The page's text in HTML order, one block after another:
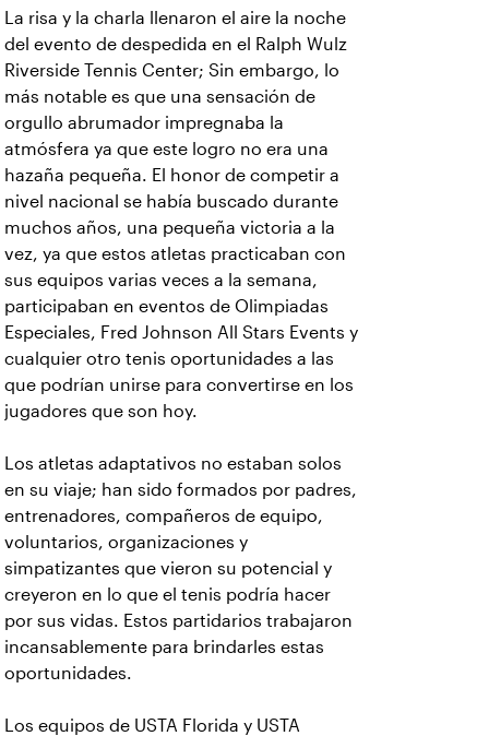
La risa y la charla llenaron el aire la noche
del evento de despedida en el Ralph Wulz
Riverside Tennis Center; Sin embargo, lo
más notable es que una sensación de
orgullo abrumador impregnaba la
atmósfera ya que este logro no era una
hazaña pequeña. El honor de competir a
nivel nacional se había buscado durante
muchos años, una pequeña victoria a la
vez, ya que estos atletas practicaban con
sus equipos varias veces a la semana,
participaban en eventos de Olimpiadas
Especiales, Fred Johnson All Stars Events y
cualquier otro tenis oportunidades a las
que podrían unirse para convertirse en los
jugadores que son hoy.
Los atletas adaptativos no estaban solos
en su viaje; han sido formados por padres,
entrenadores, compañeros de equipo,
voluntarios, organizaciones y
simpatizantes que vieron su potencial y
creyeron en lo que el tenis podría hacer
por sus vidas. Estos partidarios trabajaron
incansablemente para brindarles estas
oportunidades.
Los equipos de USTA Florida y USTA